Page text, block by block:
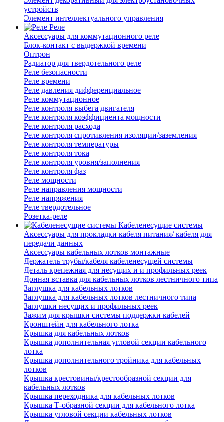
устройств
Элемент интеллектуального управления
Реле
Аксессуары для коммутационного реле
Блок-контакт с выдержкой времени
Оптрон
Радиатор для твердотельного реле
Реле безопасности
Реле времени
Реле давления дифференциальное
Реле коммутационное
Реле контроля выбега двигателя
Реле контроля коэффициента мощности
Реле контроля расхода
Реле контроля спротивления изоляции/заземления
Реле контроля температуры
Реле контроля тока
Реле контроля уровня/заполнения
Реле контроля фаз
Реле мощности
Реле направления мощности
Реле напряжения
Реле твердотельное
Розетка-реле
Кабеленесущие системы
Аксессуары для прокладки кабеля питания/ кабеля для
передачи данных
Аксессуары кабельных лотков монтажные
Держатель трубы/кабеля кабеленесущей системы
Деталь крепежная для несущих и и профильных реек
Донная вставка для кабельных лотков лестничного типа
Заглушка для кабельных лотков
Заглушка для кабельных лотков лестничного типа
Заглушки несущих и профильных реек
Зажим для крышки системы поддержки кабелей
Кронштейн для кабельного лотка
Крышка для кабельных лотков
Крышка дополнительная угловой секции кабельного
лотка
Крышка дополнительного тройника для кабельных
лотков
Крышка крестовины/крестообразной секции для
кабельных лотков
Крышка переходника для кабельных лотков
Крышка Т-образной секции для кабельного лотка
Крышка угловой секции кабельных лотков